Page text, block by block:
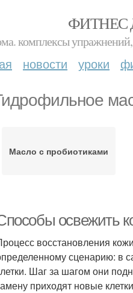
ФИТНЕС
комплексы
новости уроки
Масло с пробиотиками
освежить
восстановления
сценарию: в
Шаг за шагом они
приходят новые